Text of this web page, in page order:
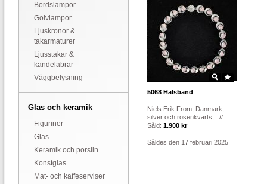
Bordslampor
Golvlampor
Ljuskronor &
takarmaturer
Ljusstakar &
kandelabrar
Väggbelysning
Glas och keramik
Figuriner
Glas
Keramik och porslin
Konstglas
Mat- och kaffeserviser
5068 Halsband
Niels Erik From, Danmark,
silver och rosenkvarts, ..//
Såld: 1.900 kr
Såldes den 17 februari 2025